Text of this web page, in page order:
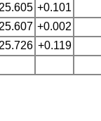
+0.101
+0.002
+0.119